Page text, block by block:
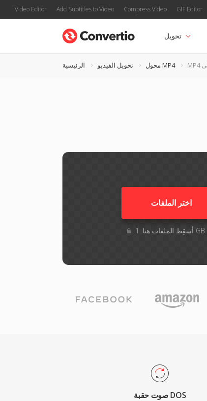
Video Editor Add Subtitles to Video Compress Video GIF Editor
تحويل
الرئيسية تحويل الفيديو محول MP4
اختر الملفات
صوت حقبة DOS